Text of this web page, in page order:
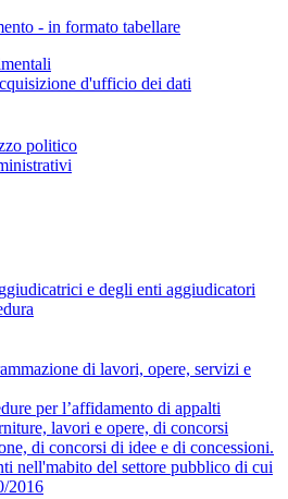
- in formato tabellare
d'ufficio dei dati
politico
e degli enti aggiudicatori
di lavori, opere, servizi e
per l’affidamento di appalti
lavori e opere, di concorsi
di concorsi di idee e di concessioni.
nell'mabito del settore pubblico di cui
2016